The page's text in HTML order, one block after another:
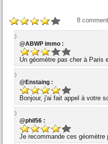
8
@ABWP immo :
Un géomètre pas cher à Paris
@Enstaing :
Bonjour, j'ai fait appel à votre
@phil56 :
Je recommande ces